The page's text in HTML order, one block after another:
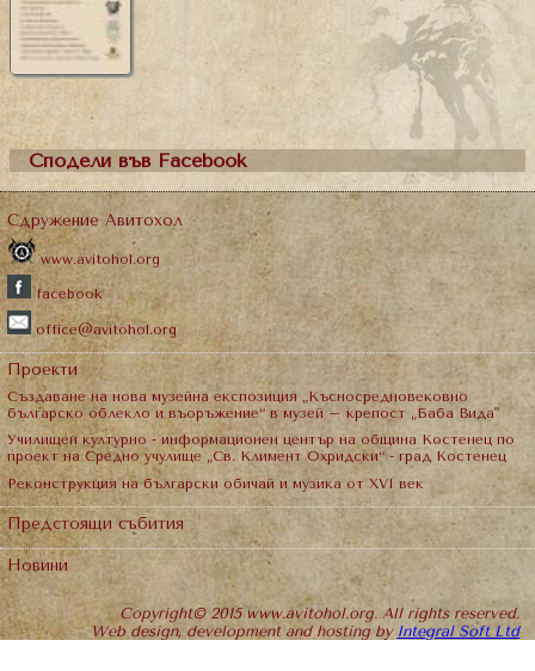
Сподели във Facebook
Сдружение Авитохол
www.avitohol.org
facebook
office@avitohol.org
Проекти
Създаване на нова музейна експозиция „Късносредновековно
българско облекло и въоръжение“ в музей – крепост „Баба Вида"
Училищен културно - информационен център на община Костенец по
проект на Средно учулище „Св. Климент Охридски“ - град Костенец
Реконструкция на български обичай и музика от XVI век
Предстоящи събития
Новини
Copyright© 2015 www.avitohol.org. All rights reserved.
Web design, development and hosting by Integral Soft Ltd